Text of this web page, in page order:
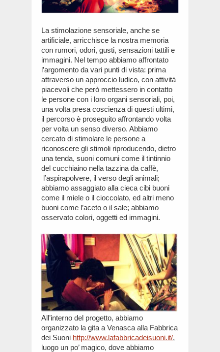
La stimolazione sensoriale, anche se
artificiale, arricchisce la nostra memoria
con rumori, odori, gusti, sensazioni tattili e
immagini. Nel tempo abbiamo affrontato
l’argomento da vari punti di vista: prima
attraverso un approccio ludico, con attività
piacevoli che però mettessero in contatto
le persone con i loro organi sensoriali, poi,
una volta presa coscienza di questi ultimi,
il percorso è proseguito affrontando volta
per volta un senso diverso. Abbiamo
cercato di stimolare le persone a
riconoscere gli stimoli riproducendo, dietro
una tenda, suoni comuni come il tintinnio
del cucchiaino nella tazzina da caffè,
l’aspirapolvere, il verso degli animali;
abbiamo assaggiato alla cieca cibi buoni
come il miele o il cioccolato, ed altri meno
buoni come l’aceto o il sale; abbiamo
osservato colori, oggetti ed immagini.
All’interno del progetto, abbiamo
organizzato la gita a Venasca alla Fabbrica
dei Suoni http://www.lafabbricadeisuoni.it/,
luogo un po’ magico, dove abbiamo